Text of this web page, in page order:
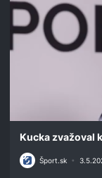
seconds
minute,
Kucka zvažoval
Šport.sk •